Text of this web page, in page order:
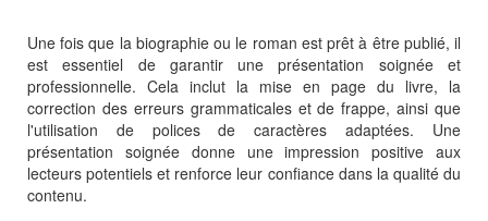
Une fois que la biographie ou le roman est prêt à être publié, il
est essentiel de garantir une présentation soignée et
professionnelle. Cela inclut la mise en page du livre, la
correction des erreurs grammaticales et de frappe, ainsi que
l'utilisation de polices de caractères adaptées. Une
présentation soignée donne une impression positive aux
lecteurs potentiels et renforce leur confiance dans la qualité du
contenu.